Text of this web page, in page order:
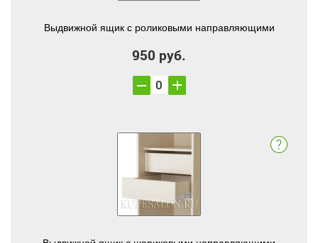
Выдвижной ящик с роликовыми направляющими
950 руб.